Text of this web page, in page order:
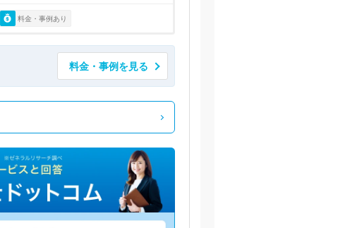
料金・事例あり
料金・事例を見る